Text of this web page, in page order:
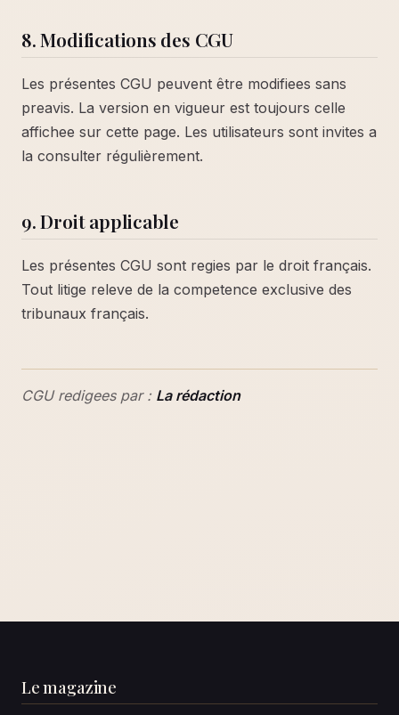
8. Modifications des CGU
Les présentes CGU peuvent être modifiees sans
preavis. La version en vigueur est toujours celle
affichee sur cette page. Les utilisateurs sont invites a
la consulter régulièrement.
9. Droit applicable
Les présentes CGU sont regies par le droit français.
Tout litige releve de la competence exclusive des
tribunaux français.
CGU redigees par : La rédaction
Le magazine